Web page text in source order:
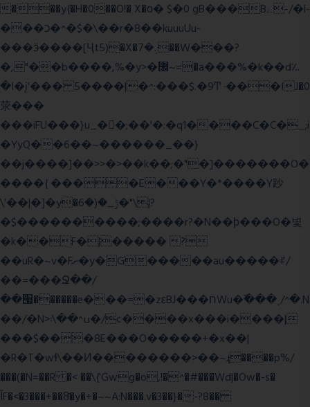
���y{�H�0��O!� X�о� $�0 gB���Bے-/�l-
���כ�^�$�\��r�8��kuuuUu-
���ӭ����[Ҷt5)�X�܉�7��W���?
�,"��b����,%�y>�޼~=�a���%�k��d؉
�I�į'��� 5����|�^:���$.�9Ͳ ·���IJ�0
荥���
���iFU���}u_��;��'�:�q1����C�C�_;i
�YyQ��6��~������_��}
��j����]��>>�>��k��;�"�]�������O�
����{ ����E���Y�*����Y䟞
\'��|�]�y�ݱ_�(�6�"\|?
�$����������;����r?�N��ϸ���O�볓
�k��F�|����� ?
��uR�~v�Fށ�y�G�����au�����ꑷ/
��=���Ջ��/
��՗������e���=�zεBJ���חWu�߰���˯/^�.N
��/�N>ߎ^��\܃�/c����x���i����|
���$���ܿ8E���O�����+�x��|
�R�T�wɬ\� �И��������>��~ɻ����p%/
���(�N=��R �< ��\{'Gwg�o,!�^�#���Wd|�Ow�-s�
ĬF�<�3���+��8ͣ�y�+�~~A:N���.v�3��}�-?8��